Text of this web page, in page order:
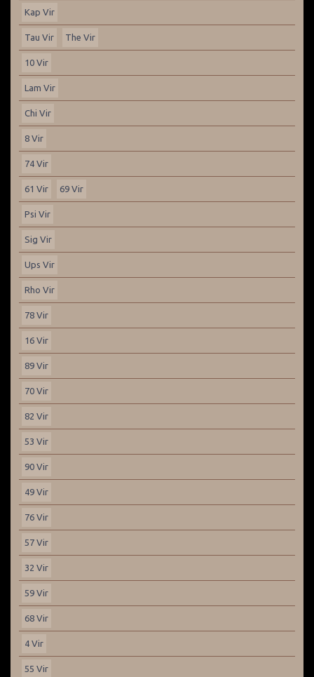
Kap Vir
Tau Vir The Vir
10 Vir
Lam Vir
Chi Vir
8 Vir
74 Vir
61 Vir 69 Vir
Psi Vir
Sig Vir
Ups Vir
Rho Vir
78 Vir
16 Vir
89 Vir
70 Vir
82 Vir
53 Vir
90 Vir
49 Vir
76 Vir
57 Vir
32 Vir
59 Vir
68 Vir
4 Vir
55 Vir